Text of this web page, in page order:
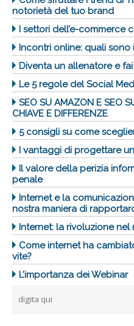
notorietà del tuo brand
I settori dell’e-commerce
Incontri online: quali sono
Diventa un allenatore e
Le 5 regole del Social
SEO SU AMAZON E SEO
CHIAVE E DIFFERENZE
5 consigli su come
I vantaggi di progettare
Il valore della perizia
penale
Internet e la
nostra maniera di
Internet: la rivoluzione
Come internet ha
vite?
L’importanza dei Webinar